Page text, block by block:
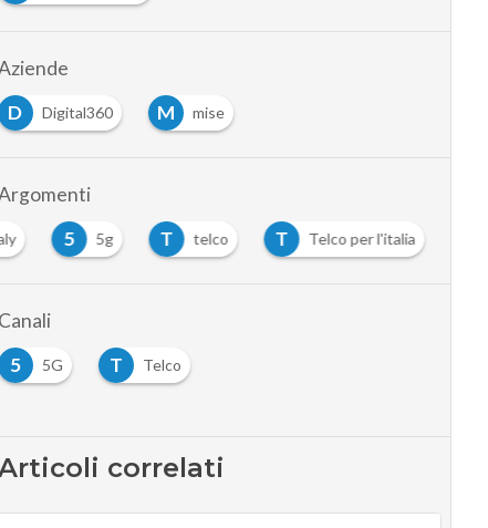
D
Digital360 M mise
5 5g T telco T Telco per l'italia
Canali
5
5G T Telco
correlati